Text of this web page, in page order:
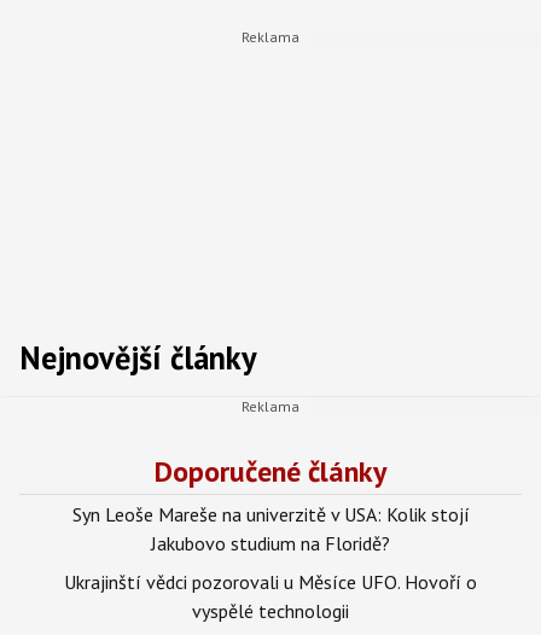
Nejnovější články
Doporučené články
Syn Leoše Mareše na univerzitě v USA: Kolik stojí
Jakubovo studium na Floridě?
Ukrajinští vědci pozorovali u Měsíce UFO. Hovoří o
vyspělé technologii